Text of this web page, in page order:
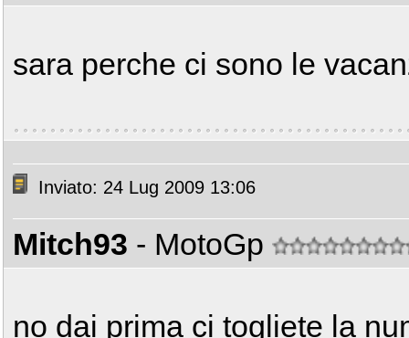
sara perche ci sono le
Inviato: 24 Lug 2009 13:06
Mitch93 - MotoGp
no dai prima ci togliete la